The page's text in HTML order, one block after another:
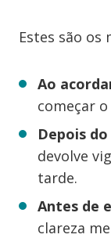
Estes são
Ao
começar o
Depois
devolve
tarde.
Antes de
clareza